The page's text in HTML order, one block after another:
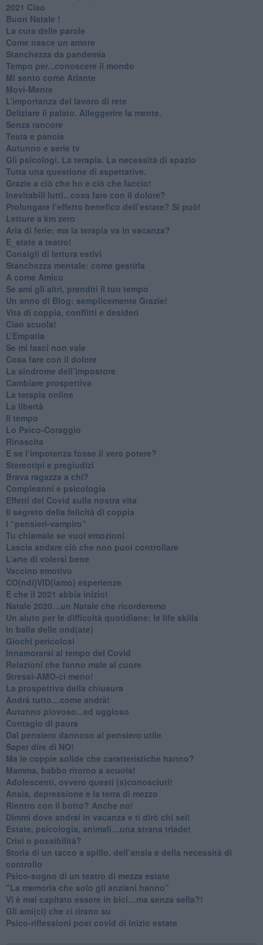
2021 Ciao
Buon Natale !
​La cura delle parole
​Come nasce un amore
Stanchezza da pandemia
​Tempo per...conoscere il mondo
​Mi sento come Atlante
​Movi-Mente
​L’importanza del lavoro di rete
​Deliziare il palato. Alleggerire la mente.
​Senza rancore
​Testa e pancia
​Autunno e serie tv
​Gli psicologi. La terapia. La necessità di spazio
​Tutta una questione di aspettative.
​Grazie a ciò che ho e ciò che faccio!
​Inevitabili lutti...cosa fare con il dolore?
Prolungare l’effetto benefico dell’estate? Si può!
​Letture a km zero
​Aria di ferie: ma la terapia va in vacanza?
​E_state a teatro!
​Consigli di lettura estivi
​Stanchezza mentale: come gestirla
​A come Amico
​Se ami gli altri, prenditi il tuo tempo
​Un anno di Blog: semplicemente Grazie!
​Vita di coppia, conflitti e desideri
​Ciao scuola!
​L’Empatia
​Se mi lasci non vale
Cosa fare con il dolore
​La sindrome dell’impostore
​Cambiare prospettiva
La terapia online
La libertà
​Il tempo
​Lo Psico-Coraggio
Rinascita
​E se l’impotenza fosse il vero potere?
Stereotipi e pregiudizi
​Brava ragazza a chi?
​Compleanni e psicologia
Effetti del Covid sulla nostra vita
Il segreto della felicità di coppia
​I “pensieri-vampiro”
​Tu chiamale se vuoi emozioni
​Lascia andare ciò che non puoi controllare
L’arte di volersi bene
​Vaccino emotivo
CO(ndi)VID(iamo) esperienze
​E che il 2021 abbia inizio!
​Natale 2020…un Natale che ricorderemo
Un aiuto per le difficoltà quotidiane: le life skills
​In balia delle ond(ate)
Giochi pericolosi
Innamorarsi al tempo del Covid
​Relazioni che fanno male al cuore
​Stressi-AMO-ci meno!
​La prospettiva della chiusura
​Andrà tutto…come andrà!
Autunno piovoso...ed uggioso
​Contagio di paura
​Dal pensiero dannoso al pensiero utile
​Saper dire di NO!
​Ma le coppie solide che caratteristiche hanno?
​Mamma, babbo ritorno a scuola!
Adolescenti, ovvero questi (s)conosciuti!
Ansia, depressione e la terra di mezzo
​Rientro con il botto? Anche no!
Dimmi dove andrai in vacanza e ti dirò chi sei!
​Estate, psicologia, animali…una strana triade!
​Crisi o possibilità?
​Storia di un tacco a spillo, dell’ansia e della necessità di
controllo
​Psico-sogno di un teatro di mezza estate
"La memoria che solo gli anziani hanno"
​Vi è mai capitato essere in bici…ma senza sella?!
​Gli ami(ci) che ci tirano su
Psico-riflessioni post covid di inizio estate